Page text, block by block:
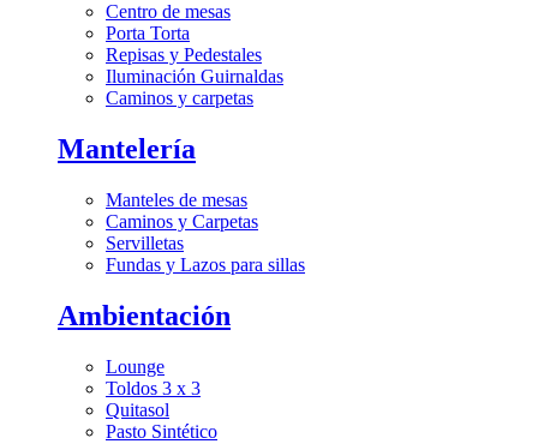
Centro de mesas
Porta Torta
Repisas y Pedestales
Iluminación Guirnaldas
Caminos y carpetas
Mantelería
Manteles de mesas
Caminos y Carpetas
Servilletas
Fundas y Lazos para sillas
Ambientación
Lounge
Toldos 3 x 3
Quitasol
Pasto Sintético